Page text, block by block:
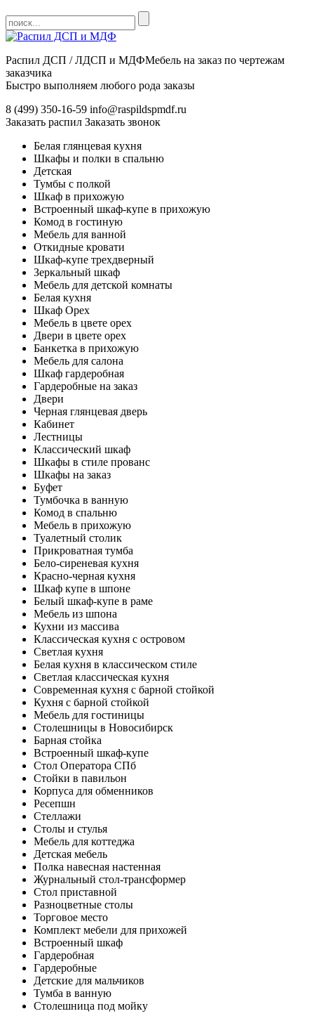
Распил ДСП / ЛДСП и МДФМебель на заказ по чертежам
заказчика
Быстро выполняем любого рода заказы
8 (499) 350-16-59 info@raspildspmdf.ru
Заказать распил Заказать звонок
Белая глянцевая кухня
Шкафы и полки в спальню
Детская
Тумбы с полкой
Шкаф в прихожую
Встроенный шкаф-купе в прихожую
Комод в гостиную
Мебель для ванной
Откидные кровати
Шкаф-купе трехдверный
Зеркальный шкаф
Мебель для детской комнаты
Белая кухня
Шкаф Орех
Мебель в цвете орех
Двери в цвете орех
Банкетка в прихожую
Мебель для салона
Шкаф гардеробная
Гардеробные на заказ
Двери
Черная глянцевая дверь
Кабинет
Лестницы
Классический шкаф
Шкафы в стиле прованс
Шкафы на заказ
Буфет
Тумбочка в ванную
Комод в спальню
Мебель в прихожую
Туалетный столик
Прикроватная тумба
Бело-сиреневая кухня
Красно-черная кухня
Шкаф купе в шпоне
Белый шкаф-купе в раме
Мебель из шпона
Кухни из массива
Классическая кухня с островом
Светлая кухня
Белая кухня в классическом стиле
Светлая классическая кухня
Современная кухня с барной стойкой
Кухня с барной стойкой
Мебель для гостиницы
Столешницы в Новосибирск
Барная стойка
Встроенный шкаф-купе
Стол Оператора СПб
Стойки в павильон
Корпуса для обменников
Ресепшн
Стеллажи
Столы и стулья
Мебель для коттеджа
Детская мебель
Полка навесная настенная
Журнальный стол-трансформер
Стол приставной
Разноцветные столы
Торговое место
Комплект мебели для прихожей
Встроенный шкаф
Гардеробная
Гардеробные
Детские для мальчиков
Тумба в ванную
Столешница под мойку